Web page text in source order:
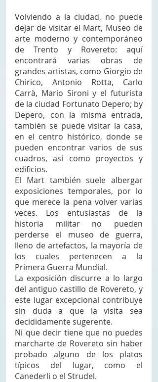
Volviendo a la ciudad, no puede
dejar de visitar el Mart, Museo de
arte moderno y contemporáneo
de Trento y Rovereto: aquí
encontrará varias obras de
grandes artistas, como Giorgio de
Chirico, Antonio Rotta, Carlo
Carrà, Mario Sironi y el futurista
de la ciudad Fortunato Depero; by
Depero, con la misma entrada,
también se puede visitar la casa,
en el centro histórico, donde se
pueden encontrar varios de sus
cuadros, así como proyectos y
edificios.
El Mart también suele albergar
exposiciones temporales, por lo
que merece la pena volver varias
veces. Los entusiastas de la
historia militar no pueden
perderse el museo de guerra,
lleno de artefactos, la mayoría de
los cuales pertenecen a la
Primera Guerra Mundial.
La exposición discurre a lo largo
del antiguo castillo de Rovereto, y
este lugar excepcional contribuye
sin duda a que la visita sea
decididamente sugerente.
Ni que decir tiene que no puedes
marcharte de Rovereto sin haber
probado alguno de los platos
típicos del lugar, como el
Canederli o el Strudel.